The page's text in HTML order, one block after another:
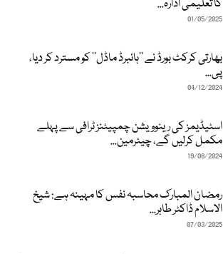
کا تعلیمی ادارہ...
01/05/2025
بھارتی کرکٹ بورڈ نے ’’ہائبرڈ ماڈل‘‘ کو مسترد کر دیا،
پی...
04/12/2024
اسٹیڈیمز کی رینوویشن چمپیئنز ٹرافی سے پہلے
مکمل کرلیں گے، چیئرمین...
19/08/2024
رمضان المبارک محاسبہ نفس کا مہینہ ہے: شیخ
الاسلام ڈاکٹر طاہر...
07/03/2025